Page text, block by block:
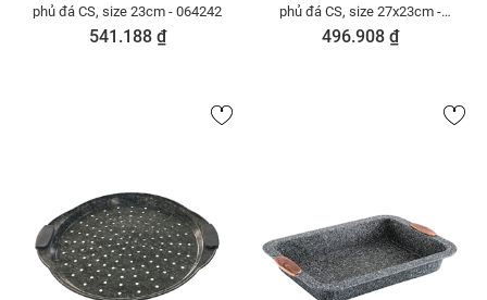
phủ đá CS, size 23cm - 064242
541.188 ₫
phủ đá CS, size 27x23cm -
064174
496.908 ₫